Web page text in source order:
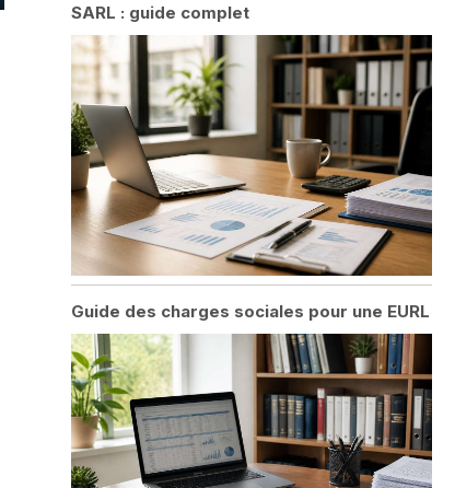
SARL : guide complet
Guide des charges sociales pour une EURL